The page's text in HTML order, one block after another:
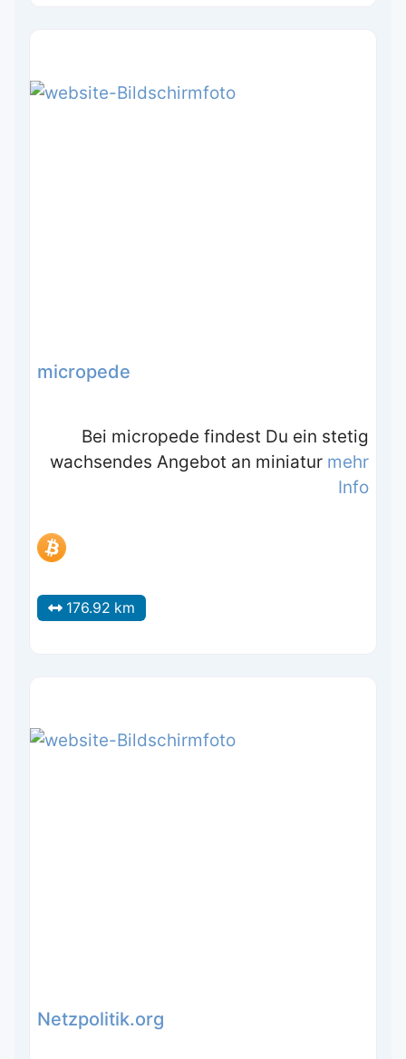
micropede
Bei micropede findest Du ein stetig
wachsendes Angebot an miniatur mehr
Info
176.92 km
Netzpolitik.org